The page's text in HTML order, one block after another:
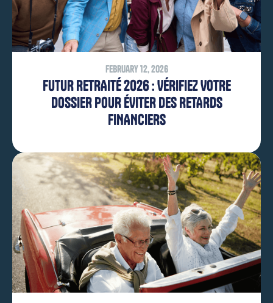
February 12, 2026
FUTUR RETRAITÉ 2026 : VÉRIFIEZ VOTRE
DOSSIER POUR ÉVITER DES RETARDS
FINANCIERS